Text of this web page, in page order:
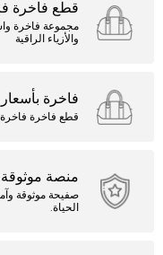
قطع فاخرة
مجموعة فاخرة
والأزياء الراقية
فاخرة
قطع فاخرة فاخرة
منصة موثوقة
الحياة.